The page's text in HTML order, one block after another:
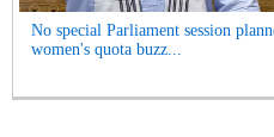
No special Parliament session
women's quota buzz...